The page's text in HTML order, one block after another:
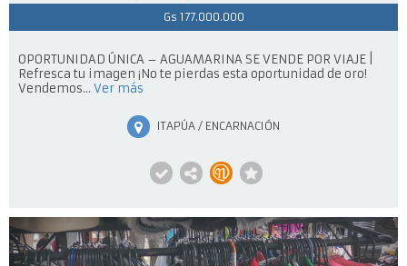
Gs 177.000.000
OPORTUNIDAD ÚNICA – AGUAMARINA SE VENDE POR VIAJE |
Refresca tu imagen ¡No te pierdas esta oportunidad de oro!
Vendemos... Ver más
ITAPÚA / ENCARNACIÓN